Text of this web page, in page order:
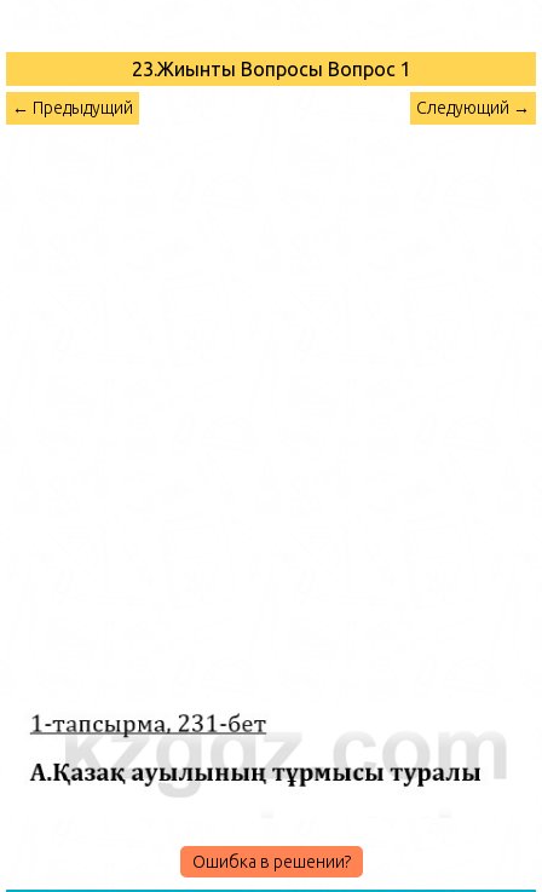
23.Жиынтық Вопросы Вопрос 1
← Предыдущий Следующий →
Ошибка в решении?